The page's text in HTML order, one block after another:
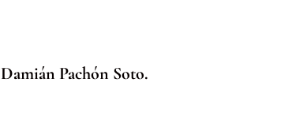
Damián Pachón Soto.